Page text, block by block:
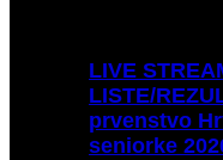
LIVE
LISTE/
prvenstvo
seniorke